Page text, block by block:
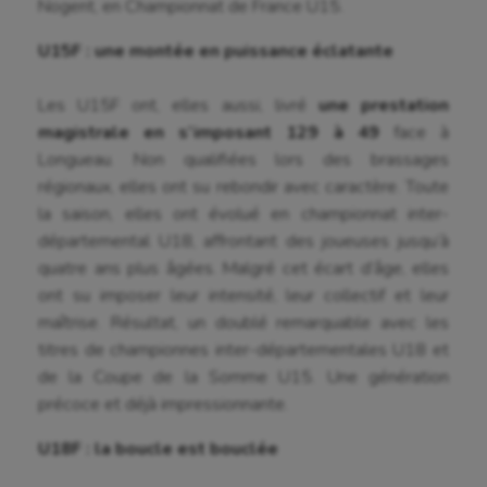
Equitation
Escalade
Escrime
Flag football
Football américain
Futsal
Golf
Gymnastique rythmique
Haltérophilie
Nogent, en Championnat de France U15.
U15F : une montée en puissance éclatante
Les U15F ont, elles aussi, livré une prestation
magistrale en s’imposant 129 à 49face à
Longueau. Non qualifiées lors des brassages
régionaux, elles ont su rebondir avec caractère. Toute
la saison, elles ont évolué en championnat inter-
départemental U18, affrontant des joueuses jusqu’à
quatre ans plus âgées. Malgré cet écart d’âge, elles
ont su imposer leur intensité, leur collectif et leur
maîtrise. Résultat, un doublé remarquable avec les
titres de championnes inter-départementales U18 et
de la Coupe de la Somme U15. Une génération
précoce et déjà impressionnante.
U18F : la boucle est bouclée